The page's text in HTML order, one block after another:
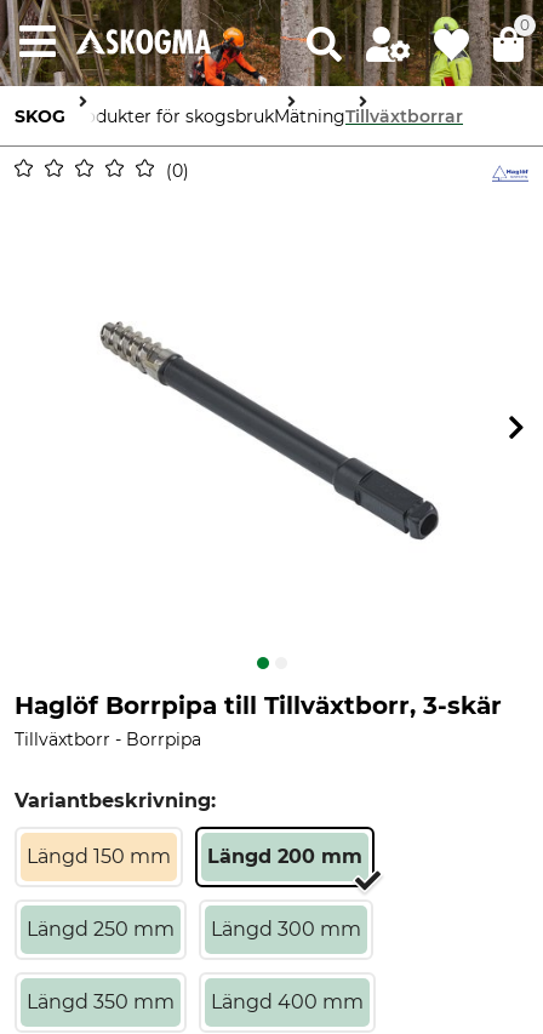
0
SKOG Produkter för skogsbrukMätningTillväxtborrar
0
Haglöf Borrpipa till Tillväxtborr, 3-skär
​Tillväxtborr - Borrpipa
Variantbeskrivning:
Längd 150 mm Längd 200 mm
Längd 250 mm Längd 300 mm
Längd 350 mm Längd 400 mm